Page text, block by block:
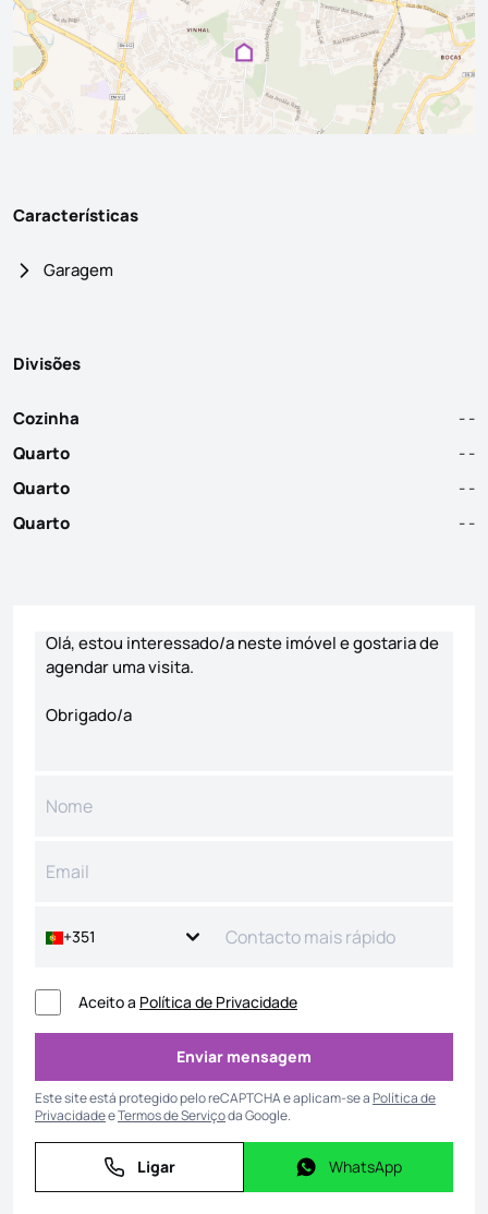
Características
Garagem
Divisões
Cozinha
- -
Quarto
- -
Quarto
- -
Quarto
- -
+351
Aceito a Política de Privacidade
Enviar mensagem
Enviar mensagem
Este site está protegido pelo reCAPTCHA e aplicam-se aPolítica de
PrivacidadeeTermos de Serviçoda Google.
Ligar
Ligar WhatsApp
WhatsApp